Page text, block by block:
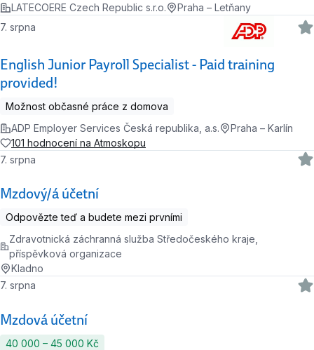
LATECOERE Czech Republic s.r.o.
Praha – Letňany
English Junior Payroll Specialist - Paid training
provided!
7. srpna
Možnost občasné práce z domova
ADP Employer Services Česká republika, a.s.
Praha – Karlín
101 hodnocení na Atmoskopu
Mzdový/á účetní
7. srpna
Odpovězte teď a budete mezi prvními
Zdravotnická záchranná služba Středočeského kraje,
příspěvková organizace
Kladno
Mzdová účetní
7. srpna
40 000 ‍–‍ 45 000 Kč